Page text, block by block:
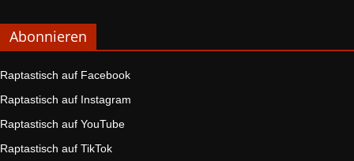
Abonnieren
Raptastisch auf Facebook
Raptastisch auf Instagram
Raptastisch auf YouTube
Raptastisch auf TikTok